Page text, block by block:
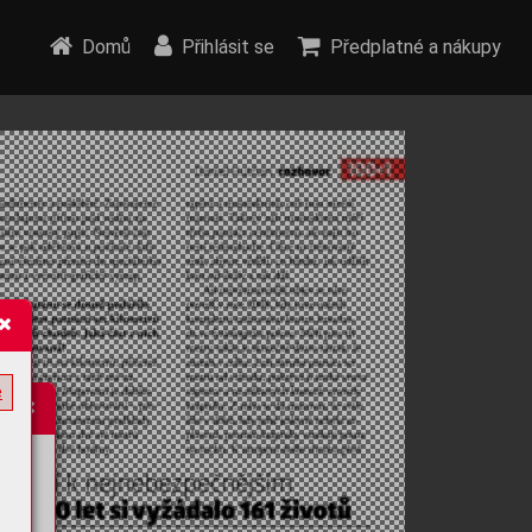
Domů Přihlásit se Předplatné a nákupy